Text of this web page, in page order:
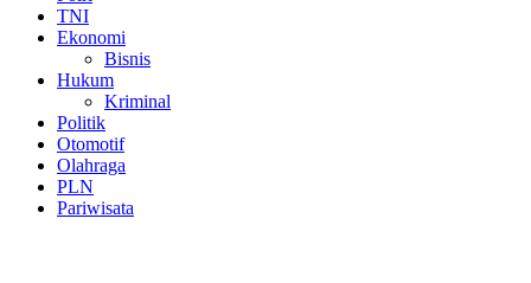
TNI
Ekonomi
Bisnis
Hukum
Kriminal
Politik
Otomotif
Olahraga
PLN
Pariwisata